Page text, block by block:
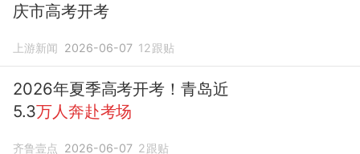
庆市高考开考
上游新闻 2026-06-07 12跟贴
2026年夏季高考开考！青岛近
5.3万人奔赴考场
齐鲁壹点 2026-06-07 2跟贴